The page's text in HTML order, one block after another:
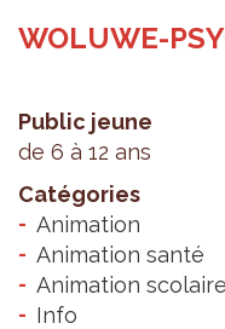
WOLUWE-
Public jeune
de 6 à 12 ans
Catégories
Animation
Animation santé
Animation scolaire
Info